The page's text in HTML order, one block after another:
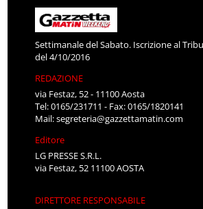
Settimanale del Sabato. Iscrizione al
del 4/10/2016
REDAZIONE
via Festaz, 52 - 11100 Aosta
Tel: 0165/231711 - Fax: 0165/1820141
Mail:segreteria@gazzettamatin.com
Editore
LG PRESSE S.R.L.
via Festaz, 52 11100 AOSTA
DIRETTORE RESPONSABILE